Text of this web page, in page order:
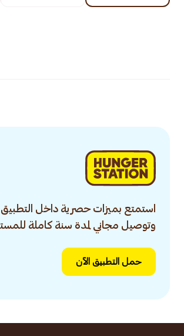
استمتع بميزات حصرية داخل
وتوصيل مجاني لمدة سنة كاملة
حمل التطبيق الآن